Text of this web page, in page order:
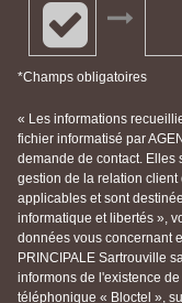
*Champs obligatoires
« Les informations
fichier informatisé par
demande de contact. Elles
gestion de la relation
applicables et sont
informatique et libertés »,
données vous concernant
PRINCIPALE Sartrouville
informons de l'existence
téléphonique « Bloctel »,